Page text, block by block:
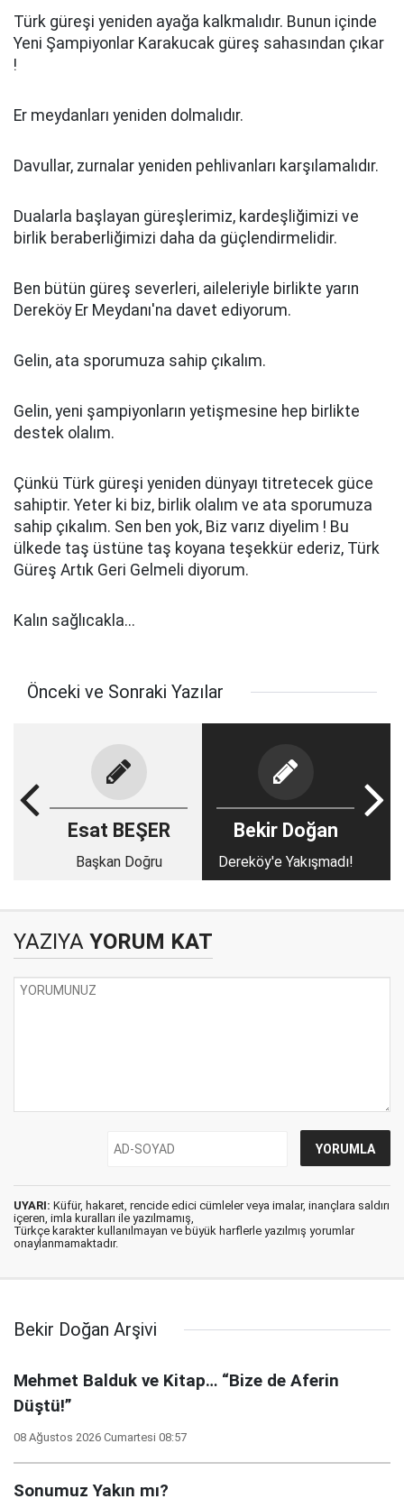
Türk güreşi yeniden ayağa kalkmalıdır. Bunun içinde
Yeni Şampiyonlar Karakucak güreş sahasından çıkar
!
Er meydanları yeniden dolmalıdır.
Davullar, zurnalar yeniden pehlivanları karşılamalıdır.
Dualarla başlayan güreşlerimiz, kardeşliğimizi ve
birlik beraberliğimizi daha da güçlendirmelidir.
Ben bütün güreş severleri, aileleriyle birlikte yarın
Dereköy Er Meydanı'na davet ediyorum.
Gelin, ata sporumuza sahip çıkalım.
Gelin, yeni şampiyonların yetişmesine hep birlikte
destek olalım.
Çünkü Türk güreşi yeniden dünyayı titretecek güce
sahiptir. Yeter ki biz, birlik olalım ve ata sporumuza
sahip çıkalım. Sen ben yok, Biz varız diyelim ! Bu
ülkede taş üstüne taş koyana teşekkür ederiz, Türk
Güreş Artık Geri Gelmeli diyorum.
Kalın sağlıcakla...
Önceki ve Sonraki Yazılar
Esat BEŞER
Başkan Doğru
Bekir Doğan
Dereköy'e Yakışmadı!
YAZIYA YORUM KAT
UYARI: Küfür, hakaret, rencide edici cümleler veya imalar, inançlara saldırı
içeren, imla kuralları ile yazılmamış,
Türkçe karakter kullanılmayan ve büyük harflerle yazılmış yorumlar
onaylanmamaktadır.
Bekir Doğan Arşivi
Mehmet Balduk ve Kitap… “Bize de Aferin
Düştü!”
08 Ağustos 2026 Cumartesi 08:57
Sonumuz Yakın mı?